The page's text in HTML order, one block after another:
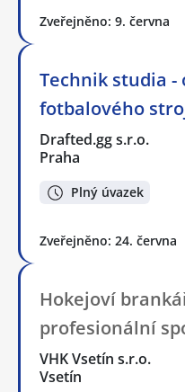
Zveřejněno: 9. června
Technik studia -
fotbalového
Drafted.gg s.r.o.
Praha
Plný úvazek
Zveřejněno: 24. června
Hokejoví
profesionální
VHK Vsetín s.r.o.
Vsetín